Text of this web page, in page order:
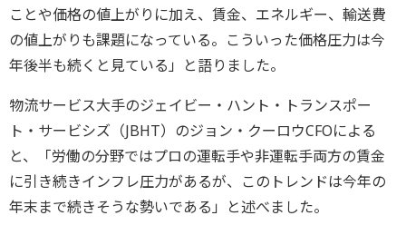
ことや価格の値上がりに加え、賃金、エネルギー、輸送費
の値上がりも課題になっている。こういった価格圧力は今
年後半も続くと見ている」と語りました。
物流サービス大手のジェイビー・ハント・トランスポー
ト・サービシズ（JBHT）のジョン・クーロウCFOによる
と、「労働の分野ではプロの運転手や非運転手両方の賃金
に引き続きインフレ圧力があるが、このトレンドは今年の
年末まで続きそうな勢いである」と述べました。